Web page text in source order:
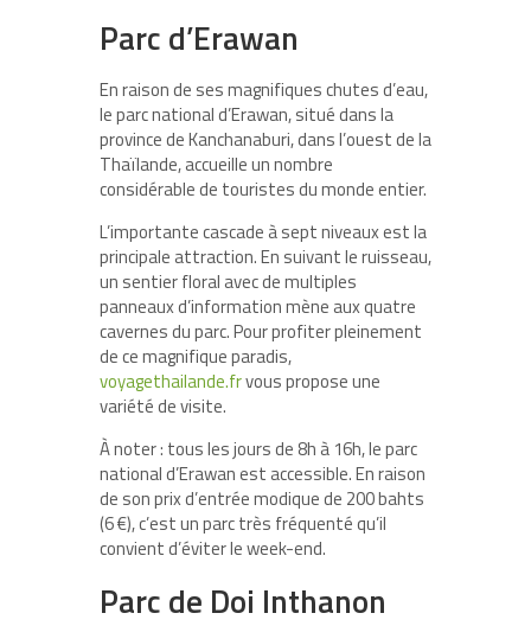
Parc d’Erawan
En raison de ses magnifiques chutes d’eau,
le parc national d’Erawan, situé dans la
province de Kanchanaburi, dans l’ouest de la
Thaïlande, accueille un nombre
considérable de touristes du monde entier.
L’importante cascade à sept niveaux est la
principale attraction. En suivant le ruisseau,
un sentier floral avec de multiples
panneaux d’information mène aux quatre
cavernes du parc. Pour profiter pleinement
de ce magnifique paradis,
voyagethailande.frvous propose une
variété de visite.
À noter : tous les jours de 8h à 16h, le parc
national d’Erawan est accessible. En raison
de son prix d’entrée modique de 200 bahts
(6 €), c’est un parc très fréquenté qu’il
convient d’éviter le week-end.
Parc de Doi Inthanon